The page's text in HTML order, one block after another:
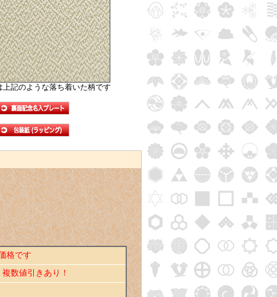
上記のような落ち着いた柄です
格です
複数値引きあり！